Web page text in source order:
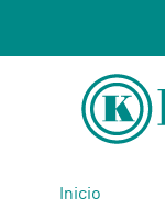
Inicio